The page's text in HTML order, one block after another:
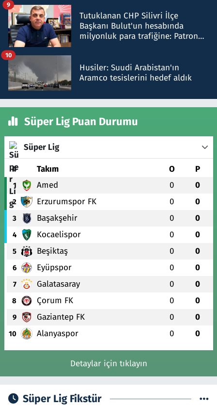
Tutuklanan CHP Silivri İlçe
Başkanı Bulut'un hesabında
milyonluk para trafiğine: Patron
9
Husiler: Suudi Arabistan'ın
Aramco tesislerini hedef aldık
10
Süper Lig Puan Durumu
Süper Lig
# Takım O P
1 Amed 0 0
2 Erzurumspor FK 0 0
3 Başakşehir 0 0
4 Kocaelispor 0 0
5 Beşiktaş 0 0
6 Eyüpspor 0 0
7 Galatasaray 0 0
8 Çorum FK 0 0
9 Gaziantep FK 0 0
10 Alanyaspor 0 0
Detaylar için tıklayın
Süper Lig Fikstür